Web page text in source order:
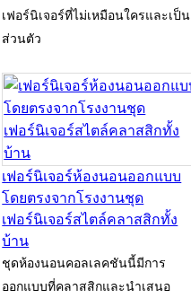
เฟอร์นิเจอร์ที่ไม่เหมือนใครและเป็น
ส่วนตัว
เฟอร์นิเจอร์ห้องนอนออกแบบ
โดยตรงจากโรงงานชุด
เฟอร์นิเจอร์สไตล์คลาสสิกทั้ง
บ้าน
ชุดห้องนอนคอลเลคชันนี้มีการ
ออกแบบที่คลาสสิกและนำเสนอ